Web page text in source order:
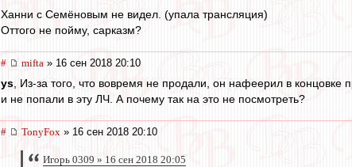
Ханни с Семёновым не видел. (упала трансляция)
Оттого не пойму, сарказм?
# mifta » 16 сен 2018 20:10
ys, Из-за того, что вовремя не продали, он нафеерил в
и не попали в эту ЛЧ. А почему так на это не посмотреть?
# TonyFox » 16 сен 2018 20:10
Игорь 0309 » 16 сен 2018 20:05